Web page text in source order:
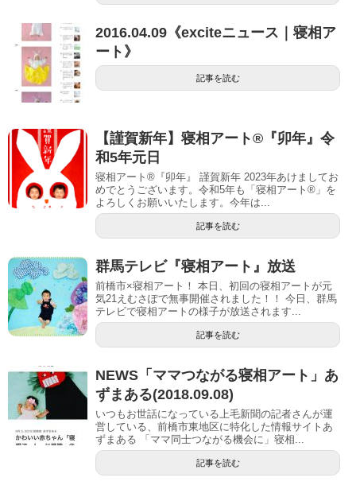
2016.04.09《exciteニュース｜寝相ア
ート》
記事を読む
【謹賀新年】寝相アート®︎『卯年』令
和5年元日
寝相アート®『卯年』 謹賀新年 2023年あけましてお
めでとうございます。令和5年も「寝相アート®︎」を
よろしくお願いいたします。今年は...
記事を読む
群馬テレビ『寝相アート』放送
前橋市×寝相アート！ 本日、初回の寝相アートが元
気21えむさぽで無事開催されました！！ 今日、群馬
テレビで寝相アートの様子が放送されます...
記事を読む
NEWS「ママつながる寝相アート」あ
ずまある(2018.09.08)
いつもお世話になっている上毛新聞の記者さんが運
営している、前橋市東地区に特化した情報サイトあ
ずまある 「ママ同士つながる機会に」寝相...
記事を読む